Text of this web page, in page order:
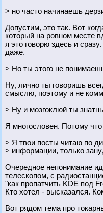
> но часто начинаешь
Допустим, это так. Вот
который на ровном месте
я это говорю здесь и
даже.
> Но ты этого не
Ну, лично ты говоришь
смыслю, поэтому и не
> Ну и мозгоклюй ты
Я многословен. Потому
> Я твои посты читаю по
> информации, только
Очередное непонимание
телескопом, с
"как пропатчить KDE под
Кто хотел - высказался.
Вот рядом тема про